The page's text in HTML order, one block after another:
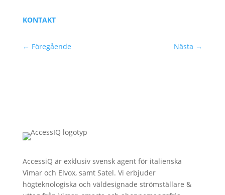
KONTAKT
← Föregående Nästa →
AccessiQ är exklusiv svensk agent för italienska
Vimar och Elvox, samt Satel. Vi erbjuder
högteknologiska och väldesignade strömställare &